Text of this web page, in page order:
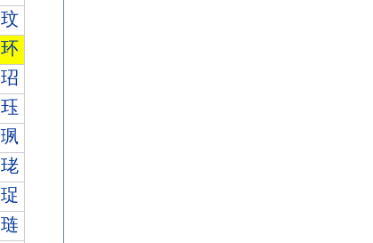
玟
环
玿
珏
珟
珯
珿
琏